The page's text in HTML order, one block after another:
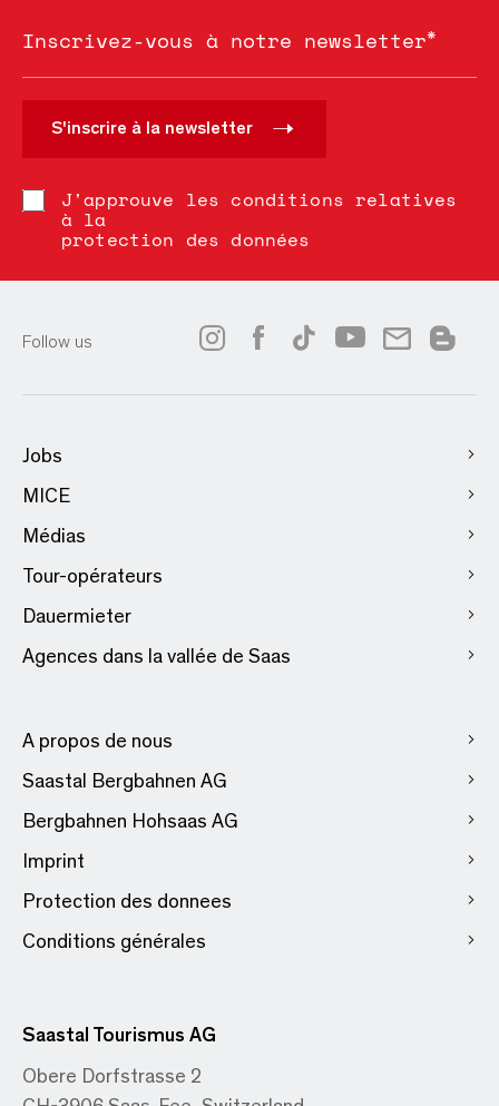
Inscrivez-vous à notre newsletter*
S'inscrire à la newsletter
J'approuve les conditions relatives
à la
protection des données
Follow us
Jobs
MICE
Médias
Tour-opérateurs
Dauermieter
Agences dans la vallée de Saas
A propos de nous
Saastal Bergbahnen AG
Bergbahnen Hohsaas AG
Imprint
Protection des donnees
Conditions générales
Saastal Tourismus AG
Obere Dorfstrasse 2